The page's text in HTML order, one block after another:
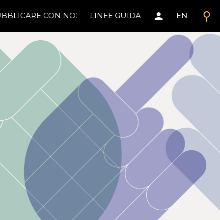
search
CON NOI LINEE GUIDA person EN